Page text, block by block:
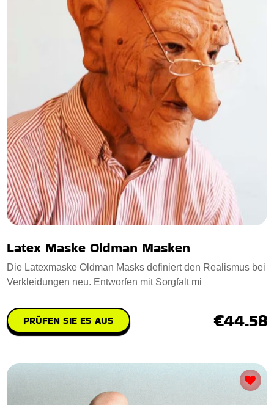
Latex Maske Oldman Masken
Die Latexmaske Oldman Masks definiert den Realismus bei
Verkleidungen neu. Entworfen mit Sorgfalt mi
PRÜFEN SIE ES AUS €44.58